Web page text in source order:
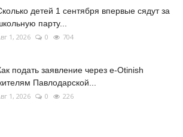
детей 1 сентября впервые сядут за
парту...
1, 2026 0 704
подать заявление через e-Otinish
Павлодарской...
1, 2026 0 226